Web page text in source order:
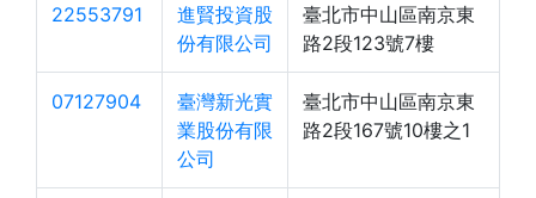
22553791
進賢投資股
份有限公司
臺北市中山區南京東
路2段123號7樓
07127904
臺灣新光實
業股份有限
公司
臺北市中山區南京東
路2段167號10樓之1